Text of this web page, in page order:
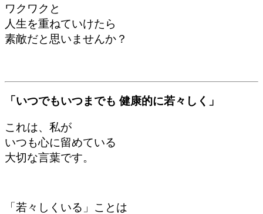
ワクワクと
人生を重ねていけたら
素敵だと思いませんか？
「いつでもいつまでも 健康的に若々しく」
これは、私が
いつも心に留めている
大切な言葉です。
「若々しくいる」ことは